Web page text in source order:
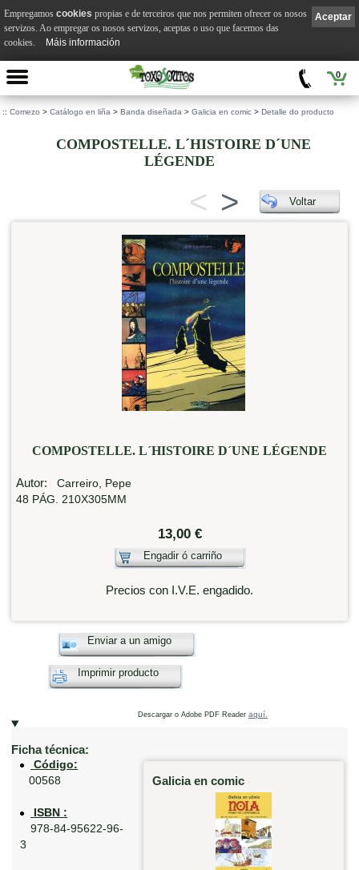
0
:: Comezo > Catálogo en liña > Banda diseñada > Galicia en comic > Detalle do producto
COMPOSTELLE. L´HISTOIRE D´UNE
LÉGENDE
< > Voltar
COMPOSTELLE. L´HISTOIRE D´UNE LÉGENDE
Autor: Carreiro, Pepe
48 PÁG. 210X305MM
13,00 €
Engadir ó carriño
Precios con I.V.E. engadido.
Enviar a un amigo
Imprimir producto
Descargar o Adobe PDF Reader aquí.
Ficha técnica:
Galicia en comic
Código:
00568
ISBN :
978-84-95622-96-
3
Aceptar
Empregamos cookies propias e de terceiros que nos permiten ofrecer os nosos
servizos. Ao empregar os nosos servizos, aceptas o uso que facemos das
cookies.
Máis información